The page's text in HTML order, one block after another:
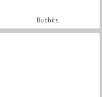
Bubbits